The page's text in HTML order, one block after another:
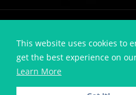
This website uses cookies to
get the best experience on
Learn More
Copyright © 2010 - 2022,
Website Developed by
Disclaimer Privacy